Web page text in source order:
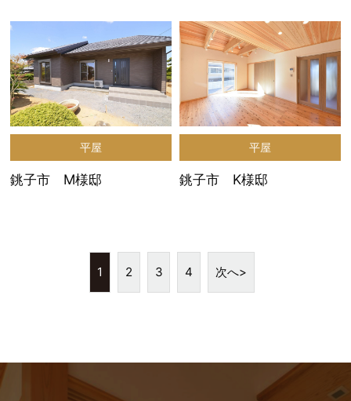
平屋
銚子市 M様邸
平屋
銚子市 K様邸
1 2 3 4 次へ>